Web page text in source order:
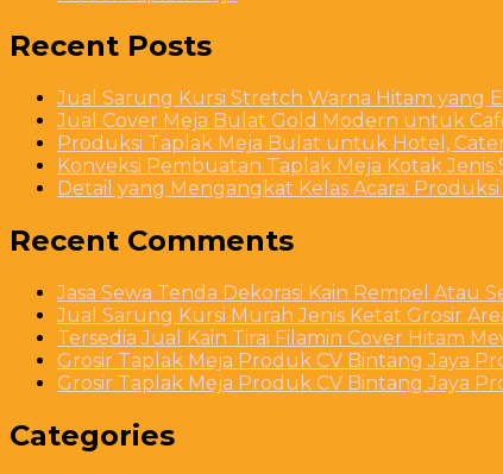
Recent Posts
Jual Sarung Kursi Stretch Warna Hitam yang
Jual Cover Meja Bulat Gold Modern untuk
Produksi Taplak Meja Bulat untuk Hotel,
Konveksi Pembuatan Taplak Meja Kotak Jenis
Detail yang Mengangkat Kelas Acara:
Recent Comments
Jasa Sewa Tenda Dekorasi Kain Rempel Atau
Jual Sarung Kursi Murah Jenis Ketat Grosir
Tersedia Jual Kain Tirai Filamin Cover Hitam
Grosir Taplak Meja Produk CV Bintang Jaya
Grosir Taplak Meja Produk CV Bintang Jaya
Categories